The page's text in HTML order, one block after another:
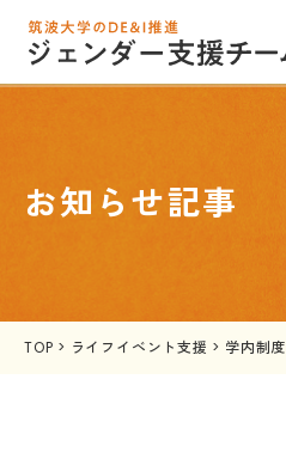
お知らせ記事
TOP > ライフイベント支援 > 学内制度